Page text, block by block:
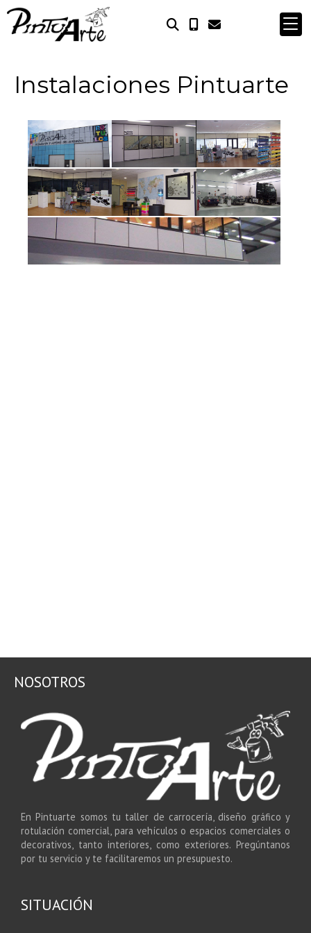
Instalaciones Pintuarte
NOSOTROS
En Pintuarte somos tu taller de carrocería, diseño gráfico y
rotulación comercial, para vehículos o espacios comerciales o
decorativos, tanto interiores, como exteriores. Pregúntanos
por tu servicio y te facilitaremos un presupuesto.
SITUACIÓN